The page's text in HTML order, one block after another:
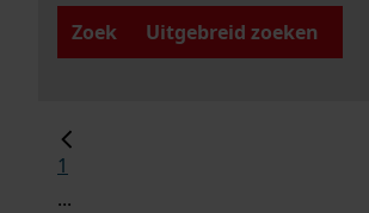
Zoek
Uitgebreid zoeken
1
...